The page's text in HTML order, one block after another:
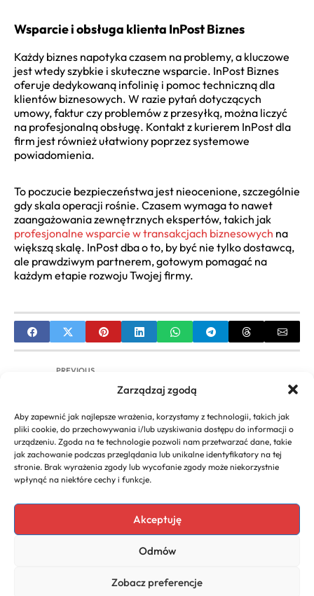
Zarządzaj zgodą
Aby zapewnić jak najlepsze wrażenia, korzystamy z technologii, takich jak
pliki cookie, do przechowywania i/lub uzyskiwania dostępu do informacji o
urządzeniu. Zgoda na te technologie pozwoli nam przetwarzać dane, takie
jak zachowanie podczas przeglądania lub unikalne identyfikatory na tej
stronie. Brak wyrażenia zgody lub wycofanie zgody może niekorzystnie
wpłynąć na niektóre cechy i funkcje.
Akceptuję
Odmów
Zobacz preferencje
Wsparcie i obsługa klienta InPost Biznes
Każdy biznes napotyka czasem na problemy, a kluczowe
jest wtedy szybkie i skuteczne wsparcie. InPost Biznes
oferuje dedykowaną infolinię i pomoc techniczną dla
klientów biznesowych. W razie pytań dotyczących
umowy, faktur czy problemów z przesyłką, można liczyć
na profesjonalną obsługę. Kontakt z kurierem InPost dla
firm jest również ułatwiony poprzez systemowe
powiadomienia.
To poczucie bezpieczeństwa jest nieocenione, szczególnie
gdy skala operacji rośnie. Czasem wymaga to nawet
zaangażowania zewnętrznych ekspertów, takich jak
profesjonalne wsparcie w transakcjach biznesowych na
większą skalę. InPost dba o to, by być nie tylko dostawcą,
ale prawdziwym partnerem, gotowym pomagać na
każdym etapie rozwoju Twojej firmy.
PREVIOUS
Czy Gorenje to Dobra Firma? Analiza, Opinie i
NEXT
Abonament dla Firm – Jak Porównać Ofertę i
Warunki Umowy?
Copyright 2026. All rights